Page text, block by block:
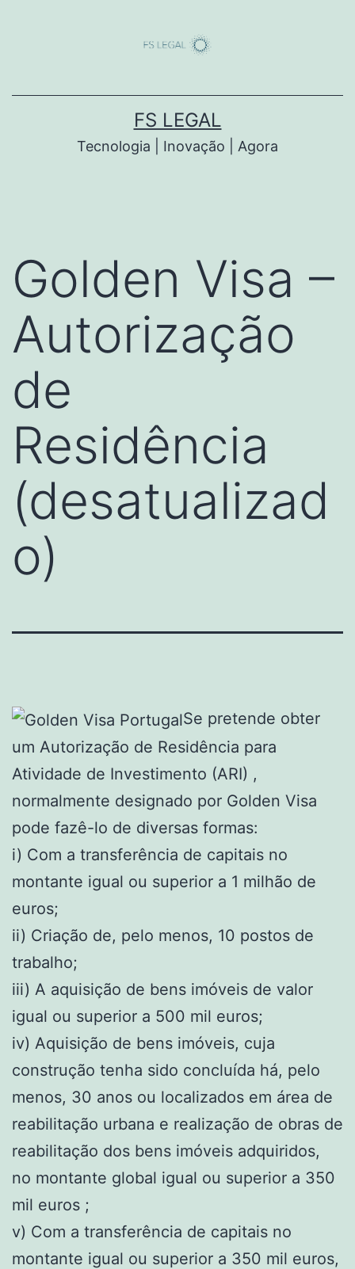
conteúdo
FS LEGAL
Tecnologia | Inovação | Agora
Golden Visa –
Autorização
de
Residência
(desatualizad
o)
Se pretende obter
um Autorização de Residência para
Atividade de Investimento (ARI) ,
normalmente designado por Golden Visa
pode fazê-lo de diversas formas:
i) Com a transferência de capitais no
montante igual ou superior a 1 milhão de
euros;
ii) Criação de, pelo menos, 10 postos de
trabalho;
iii) A aquisição de bens imóveis de valor
igual ou superior a 500 mil euros;
iv) Aquisição de bens imóveis, cuja
construção tenha sido concluída há, pelo
menos, 30 anos ou localizados em área de
reabilitação urbana e realização de obras de
reabilitação dos bens imóveis adquiridos,
no montante global igual ou superior a 350
mil euros ;
v) Com a transferência de capitais no
montante igual ou superior a 350 mil euros,